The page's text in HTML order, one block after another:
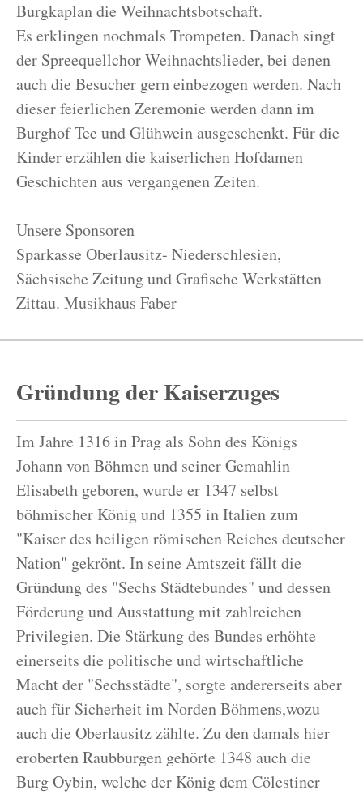
Burgkaplan die Weihnachtsbotschaft.
Es erklingen nochmals Trompeten. Danach singt
der Spreequellchor Weihnachtslieder, bei denen
auch die Besucher gern einbezogen werden. Nach
dieser feierlichen Zeremonie werden dann im
Burghof Tee und Glühwein ausgeschenkt. Für die
Kinder erzählen die kaiserlichen Hofdamen
Geschichten aus vergangenen Zeiten.
Unsere Sponsoren
Sparkasse Oberlausitz- Niederschlesien,
Sächsische Zeitung und Grafische Werkstätten
Zittau. Musikhaus Faber
Gründung der Kaiserzuges
Im Jahre 1316 in Prag als Sohn des Königs
Johann von Böhmen und seiner Gemahlin
Elisabeth geboren, wurde er 1347 selbst
böhmischer König und 1355 in Italien zum
"Kaiser des heiligen römischen Reiches deutscher
Nation" gekrönt. In seine Amtszeit fällt die
Gründung des "Sechs Städtebundes" und dessen
Förderung und Ausstattung mit zahlreichen
Privilegien. Die Stärkung des Bundes erhöhte
einerseits die politische und wirtschaftliche
Macht der "Sechsstädte", sorgte andererseits aber
auch für Sicherheit im Norden Böhmens,wozu
auch die Oberlausitz zählte. Zu den damals hier
eroberten Raubburgen gehörte 1348 auch die
Burg Oybin, welche der König dem Cölestiner